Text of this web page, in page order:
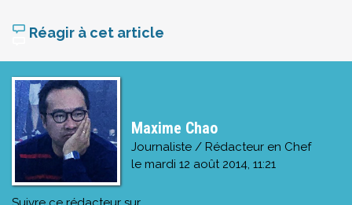
Réagir à cet article
Maxime Chao
Journaliste / Rédacteur en Chef
le mardi 12 août 2014, 11:21